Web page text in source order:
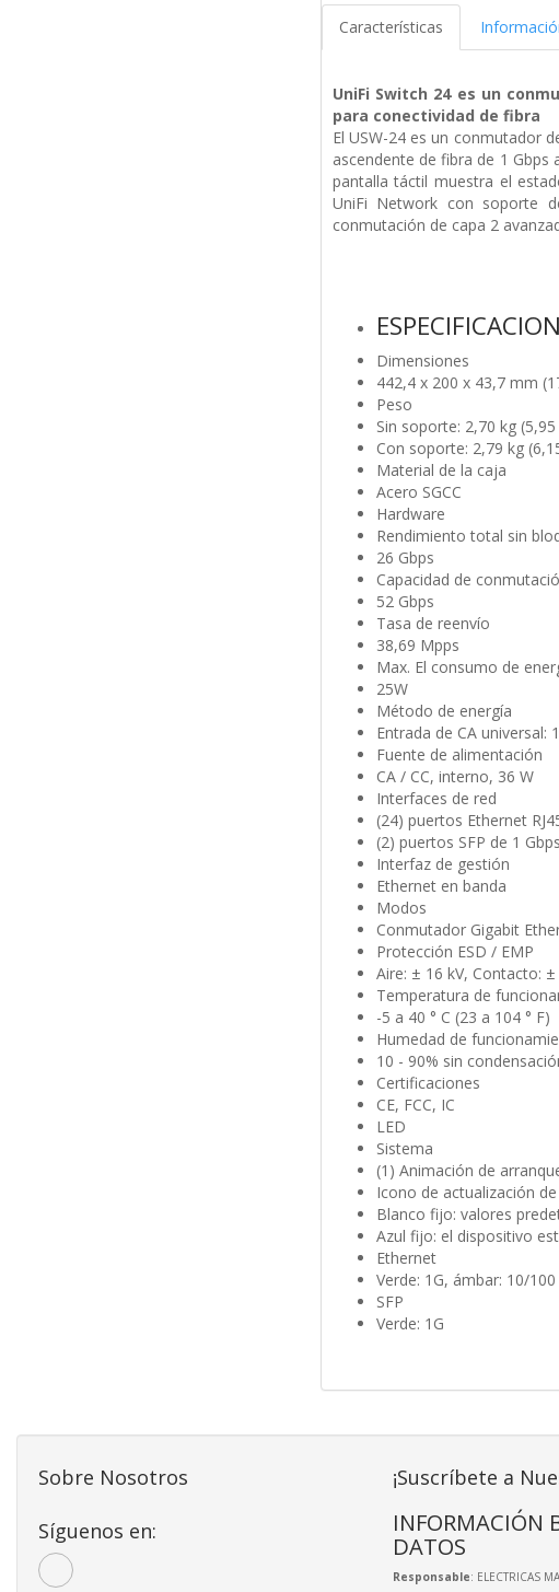
Características
UniFi Switch 24 es un
para conectividad de fibra
El USW-24 es un conmutador
ascendente de fibra de 1
pantalla táctil muestra el
UniFi Network con soporte
conmutación de capa 2
Dimensiones
442,4 x 200 x 43,7 mm
Peso
Sin soporte: 2,70 kg
Con soporte: 2,79 kg
Material de la caja
Acero SGCC
Hardware
Rendimiento total sin
26 Gbps
Capacidad de
52 Gbps
Tasa de reenvío
38,69 Mpps
Max. El consumo de
25W
Método de energía
Entrada de CA universal:
Fuente de alimentación
CA / CC, interno, 36 W
Interfaces de red
(24) puertos Ethernet
(2) puertos SFP de 1 Gbps
Interfaz de gestión
Ethernet en banda
Modos
Conmutador Gigabit
Protección ESD / EMP
Aire: ± 16 kV, Contacto: ±
Temperatura de
-5 a 40 ° C (23 a 104 ° F)
Humedad de
10 - 90% sin
Certificaciones
CE, FCC, IC
LED
Sistema
(1) Animación de
Icono de actualización
Blanco fijo: valores
Azul fijo: el dispositivo
Ethernet
Verde: 1G, ámbar: 10/
SFP
Verde: 1G
Sobre Nosotros
Síguenos en:
¡Suscríbete a
INFORMACIÓN
DATOS
Responsable: ELECTRICAS